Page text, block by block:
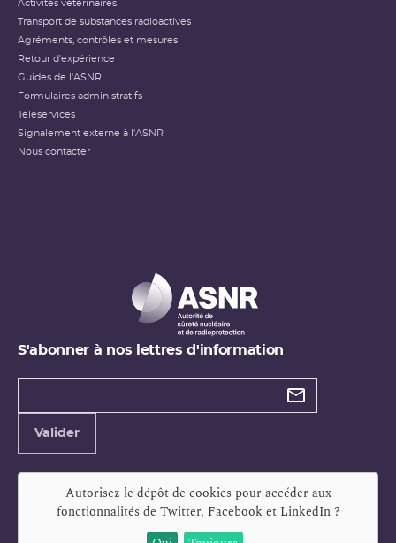
Activités vétérinaires
Transport de substances radioactives
Agréments, contrôles et mesures
Retour d'expérience
Guides de l'ASNR
Formulaires administratifs
Téléservices
Signalement externe à l'ASNR
Nous contacter
S'abonner à nos lettres d'information
Types de
Valider
Autorisez le dépôt de cookies pour accéder aux
fonctionnalités de Twitter, Facebook et LinkedIn?